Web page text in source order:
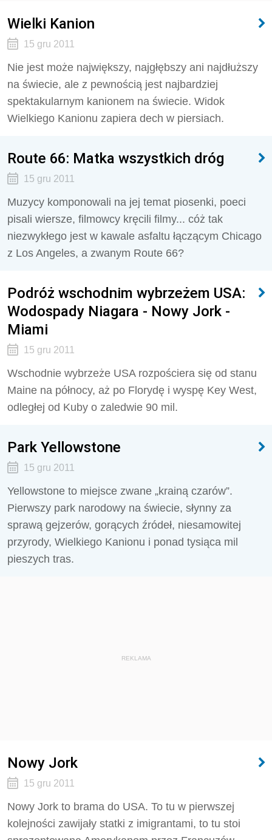
Wielki Kanion
15 gru 2011
Nie jest może największy, najgłębszy ani najdłuższy
na świecie, ale z pewnością jest najbardziej
spektakularnym kanionem na świecie. Widok
Wielkiego Kanionu zapiera dech w piersiach.
Route 66: Matka wszystkich dróg
15 gru 2011
Muzycy komponowali na jej temat piosenki, poeci
pisali wiersze, filmowcy kręcili filmy... cóż tak
niezwykłego jest w kawale asfaltu łączącym Chicago
z Los Angeles, a zwanym Route 66?
Podróż wschodnim wybrzeżem USA:
Wodospady Niagara - Nowy Jork -
Miami
15 gru 2011
Wschodnie wybrzeże USA rozpościera się od stanu
Maine na północy, aż po Florydę i wyspę Key West,
odległej od Kuby o zaledwie 90 mil.
Park Yellowstone
15 gru 2011
Yellowstone to miejsce zwane „krainą czarów”.
Pierwszy park narodowy na świecie, słynny za
sprawą gejzerów, gorących źródeł, niesamowitej
przyrody, Wielkiego Kanionu i ponad tysiąca mil
pieszych tras.
REKLAMA
Nowy Jork
15 gru 2011
Nowy Jork to brama do USA. To tu w pierwszej
kolejności zawijały statki z imigrantami, to tu stoi